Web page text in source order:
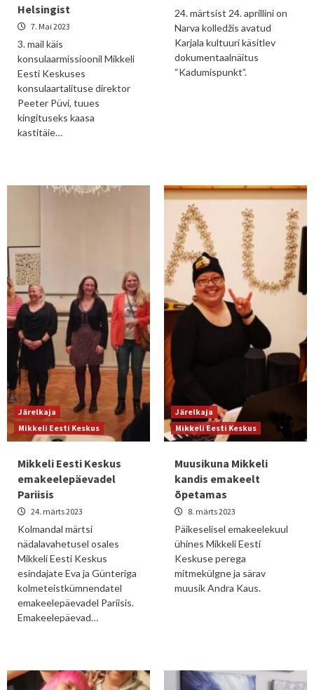
Helsingist
7. Mai 2023
3. mail käis
konsulaarmissioonil Mikkeli
Eesti Keskuses
konsulaartalituse direktor
Peeter Püvi, tuues
kingituseks kaasa
kastitäie…
24. märtsist 24. aprillini on
Narva kolledžis avatud
Karjala kultuuri käsitlev
dokumentaalnäitus
“Kadumispunkt”.
Järelkaja
Mikkeli Eesti Keskus
Mikkeli Eesti Keskus
emakeelepäevadel
Pariisis
24. märts 2023
Kolmandal märtsi
nädalavahetusel osales
Mikkeli Eesti Keskus
esindajate Eva ja Günteriga
kolmeteistkümnendatel
emakeelepäevadel Pariisis.
Emakeelepäevad…
Järelkaja
Mikkeli Eesti Keskus
Muusikuna Mikkeli
kandis emakeelt
õpetamas
8. märts 2023
Päikeselisel emakeelekuul
ühines Mikkeli Eesti
Keskuse perega
mitmekülgne ja särav
muusik Andra Kaus.